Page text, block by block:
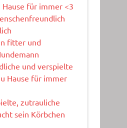
Hause für immer <3
fitter und
und verspielte
Hause für immer
zutrauliche
sein Körbchen